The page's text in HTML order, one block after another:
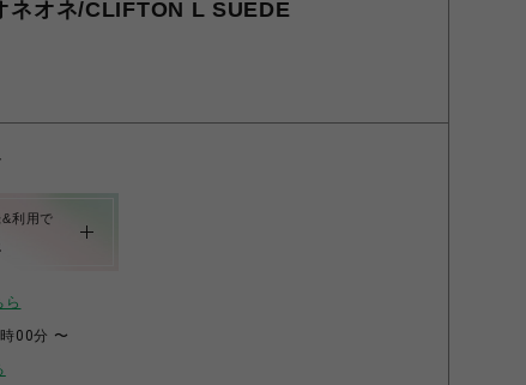
ネオネ/CLIFTON L SUEDE
利用で
ら
00分 〜